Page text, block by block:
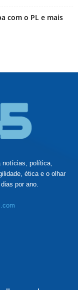
com o PL e mais
notícias, política,
ética e o olhar
por ano.